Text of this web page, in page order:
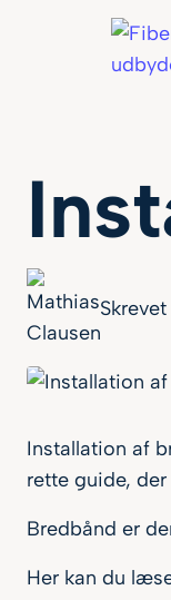
Installation af
rette guide,
Bredbånd er
Her kan du